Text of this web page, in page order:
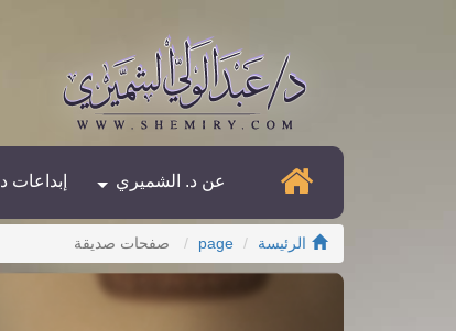
عن د. الشميري إبداعات
الرئيسة page صفحات صديقة